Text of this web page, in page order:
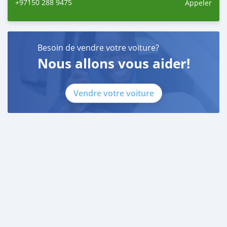
+97150 288 9475 Appeler
Besoin de vendre votre voiture?
Nous allons vous aider!
Vendre votre voiture